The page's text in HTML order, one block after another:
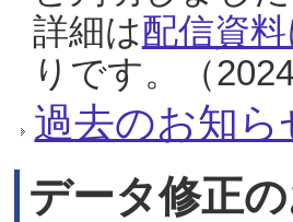
詳細は配信資
りです。（
過去のお知ら
データ修正